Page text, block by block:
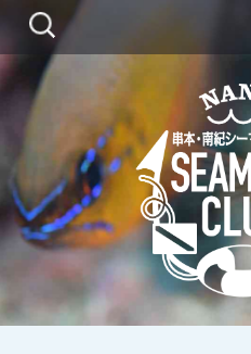
検
索:
コ
ン
ツ
に